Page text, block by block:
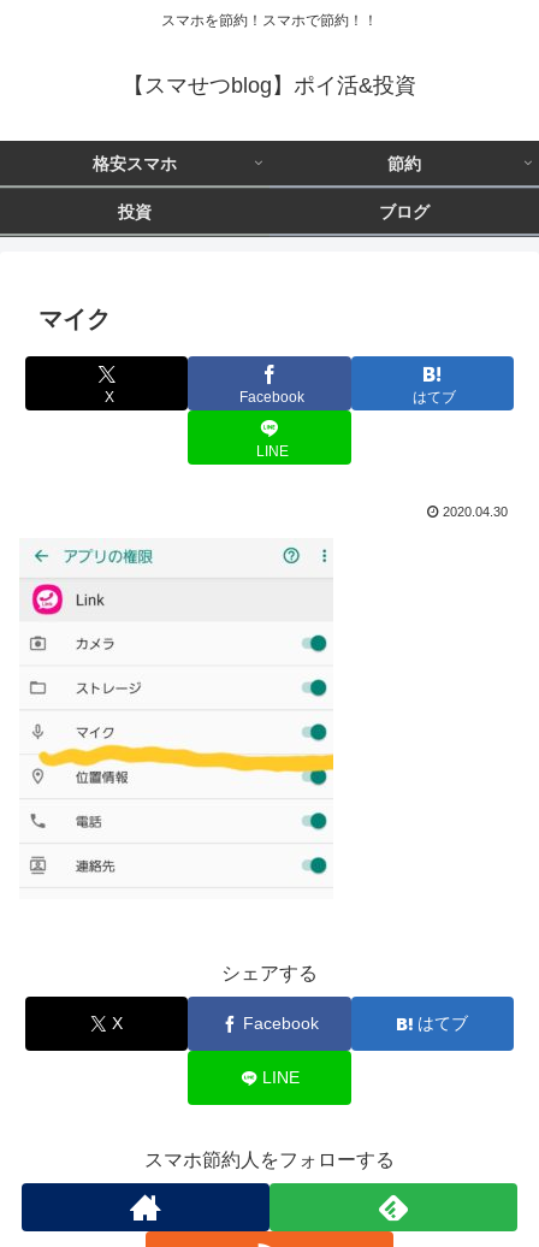
スマホを節約！スマホで節約！！
【スマせつblog】ポイ活&投資
格安スマホ 節約
投資 ブログ
マイク
X Facebook はてブ
LINE
2020.04.30
シェアする
X Facebook はてブ
LINE
スマホ節約人をフォローする